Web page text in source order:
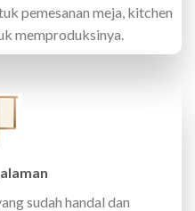
pemesanan meja, kitchen
memproduksinya.
sudah handal dan